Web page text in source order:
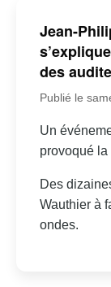
Jean-
des
Publié le
Un
provoqué
Des
Wauthier à
ondes.